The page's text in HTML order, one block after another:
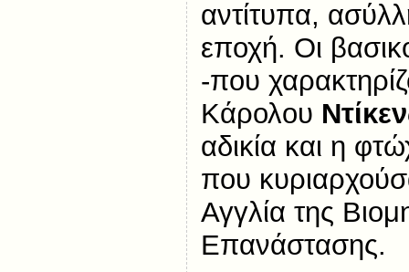
αντίτυπα,
εποχή. Οι
-που
Κάρολου
αδικία και η
που
Αγγλία της
Επανάστασης.